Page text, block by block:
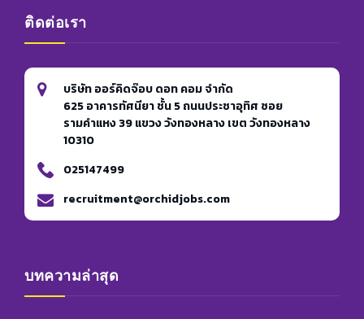
ติดต่อเรา
บริษัท ออร์คิดจ๊อบ ดอท คอม จำกัด
625 อาคารทัศนียา ชั้น 5 ถนนประชาอุทิศ ซอย
รามคำแหง 39 แขวง วังทองหลาง เขต วังทองหลาง
10310
025147499
recruitment@orchidjobs.com
บทความล่าสุด